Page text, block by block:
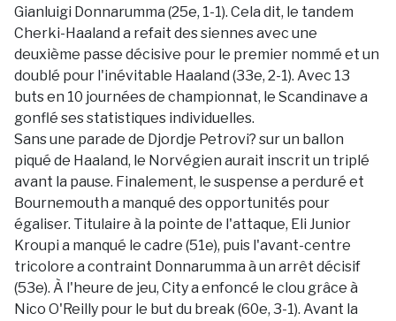
Gianluigi Donnarumma (25e, 1-1). Cela dit, le tandem
Cherki-Haaland a refait des siennes avec une
deuxième passe décisive pour le premier nommé et un
doublé pour l'inévitable Haaland (33e, 2-1). Avec 13
buts en 10 journées de championnat, le Scandinave a
gonflé ses statistiques individuelles.
Sans une parade de Djordje Petrovi? sur un ballon
piqué de Haaland, le Norvégien aurait inscrit un triplé
avant la pause. Finalement, le suspense a perduré et
Bournemouth a manqué des opportunités pour
égaliser. Titulaire à la pointe de l'attaque, Eli Junior
Kroupi a manqué le cadre (51e), puis l'avant-centre
tricolore a contraint Donnarumma à un arrêt décisif
(53e). À l'heure de jeu, City a enfoncé le clou grâce à
Nico O'Reilly pour le but du break (60e, 3-1). Avant la